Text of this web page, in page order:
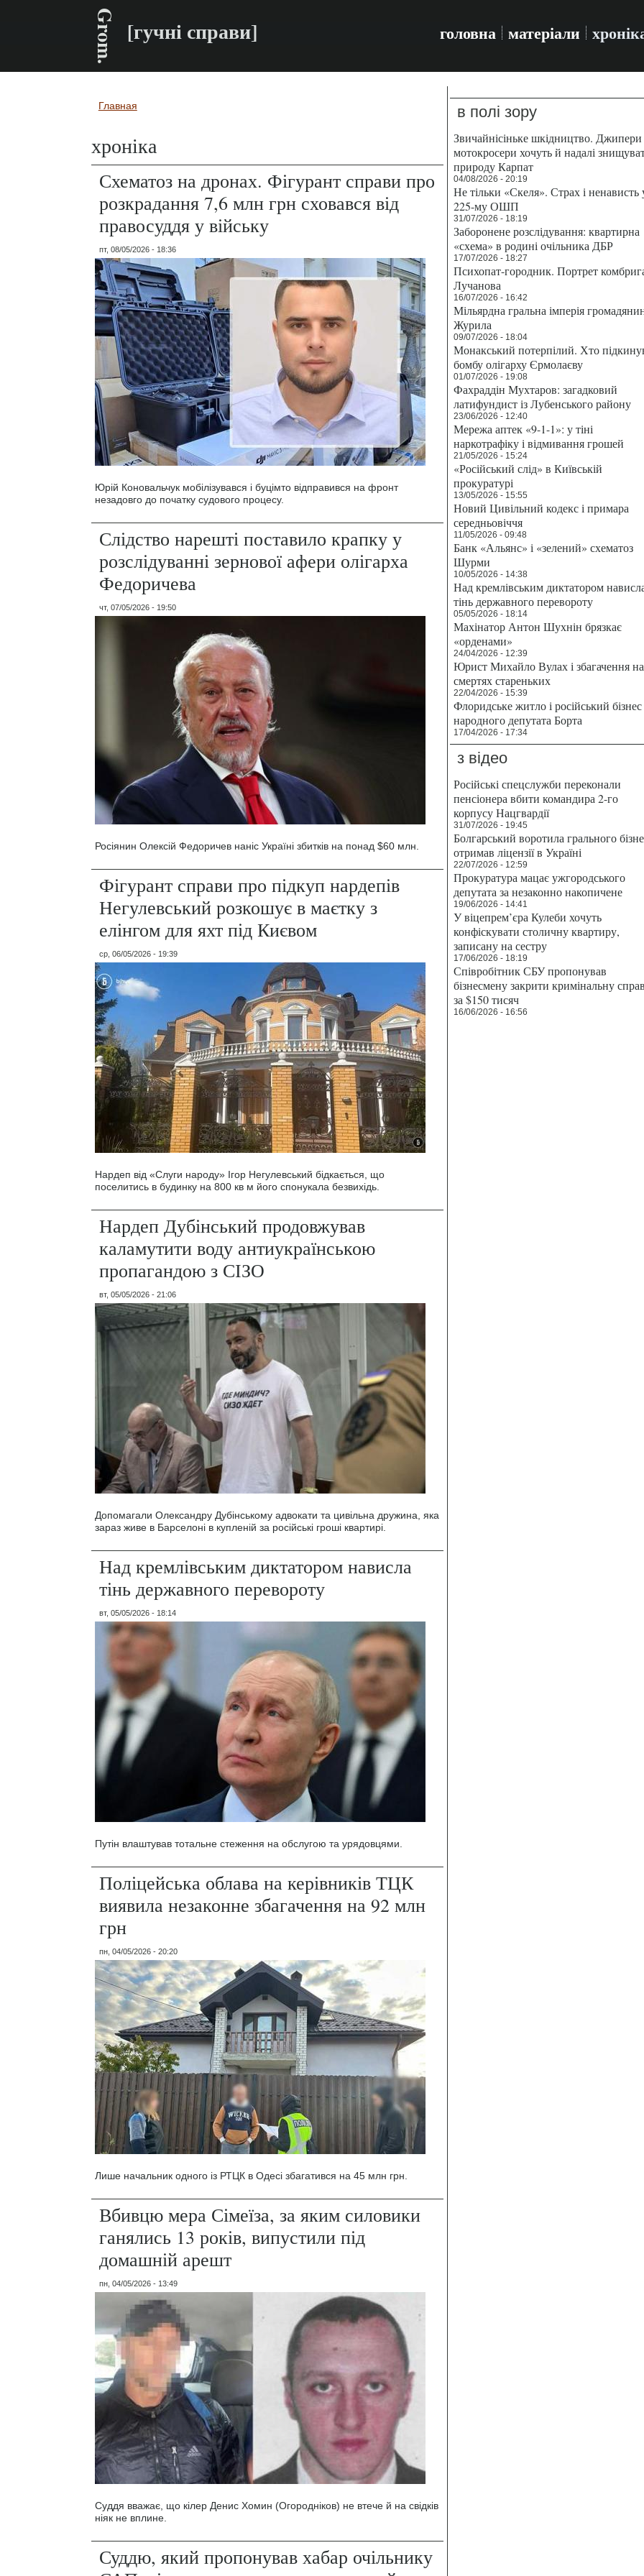
Grom. [гучні справи] головна матеріали
Вы здесь
Главная
хроніка
Схематоз на дронах. Фігурант справи про
розкрадання 7,6 млн грн сховався від
правосуддя у війську
пт, 08/05/2026 - 18:36
Юрій Коновальчук мобілізувався і буцімто відправився на фронт
незадовго до початку судового процесу.
Слідство нарешті поставило крапку у
розслідуванні зернової афери олігарха
Федоричева
чт, 07/05/2026 - 19:50
Росіянин Олексій Федоричев наніс Україні збитків на понад $60 млн.
Фігурант справи про підкуп нардепів
Негулевський розкошує в маєтку з
елінгом для яхт під Києвом
ср, 06/05/2026 - 19:39
Нардеп від «Слуги народу» Ігор Негулевський бідкається, що
поселитись в будинку на 800 кв м його спонукала безвихідь.
Нардеп Дубінський продовжував
каламутити воду антиукраїнською
пропагандою з СІЗО
вт, 05/05/2026 - 21:06
Допомагали Олександру Дубінському адвокати та цивільна дружина, яка
зараз живе в Барселоні в купленій за російські гроші квартирі.
Над кремлівським диктатором нависла
тінь державного перевороту
вт, 05/05/2026 - 18:14
Путін влаштував тотальне стеження на обслугою та урядовцями.
Поліцейська облава на керівників ТЦК
виявила незаконне збагачення на 92 млн
грн
пн, 04/05/2026 - 20:20
Лише начальник одного із РТЦК в Одесі збагатився на 45 млн грн.
Вбивцю мера Сімеїза, за яким силовики
ганялись 13 років, випустили під
домашній арешт
пн, 04/05/2026 - 13:49
Суддя вважає, що кілер Денис Хомин (Огородніков) не втече й на свідків
ніяк не вплине.
Суддю, який пропонував хабар очільнику
в полі зору
Звичайнісіньке шкідництво. Джипери
мотокросери хочуть й надалі
природу Карпат
04/08/2026 - 20:19
Не тільки «Скеля». Страх і ненависть
225-му ОШП
31/07/2026 - 18:19
Заборонене розслідування: квартирна
«схема» в родині очільника ДБР
17/07/2026 - 18:27
Психопат-городник. Портрет
Лучанова
16/07/2026 - 16:42
Мільярдна гральна імперія
Журила
09/07/2026 - 18:04
Монакський потерпілий. Хто
бомбу олігарху Єрмолаєву
01/07/2026 - 19:08
Фахраддін Мухтаров: загадковий
латифундист із Лубенського району
23/06/2026 - 12:40
Мережа аптек «9-1-1»: у тіні
наркотрафіку і відмивання грошей
21/05/2026 - 15:24
«Російський слід» в Київській
прокуратурі
13/05/2026 - 15:55
Новий Цивільний кодекс і примара
середньовіччя
11/05/2026 - 09:48
Банк «Альянс» і «зелений» схематоз
Шурми
10/05/2026 - 14:38
Над кремлівським диктатором
тінь державного перевороту
05/05/2026 - 18:14
Махінатор Антон Шухнін брязкає
«орденами»
24/04/2026 - 12:39
Юрист Михайло Вулах і збагачення на
смертях стареньких
22/04/2026 - 15:39
Флоридське житло і російський бізнес
народного депутата Борта
17/04/2026 - 17:34
з відео
Російські спецслужби переконали
пенсіонера вбити командира 2-го
корпусу Нацгвардії
31/07/2026 - 19:45
Болгарський воротила грального
отримав ліцензії в Україні
22/07/2026 - 12:59
Прокуратура мацає ужгородського
депутата за незаконно накопичене
19/06/2026 - 14:41
У віцепрем’єра Кулеби хочуть
конфіскувати столичну квартиру,
записану на сестру
17/06/2026 - 18:19
Співробітник СБУ пропонував
бізнесмену закрити кримінальну
за $150 тисяч
16/06/2026 - 16:56